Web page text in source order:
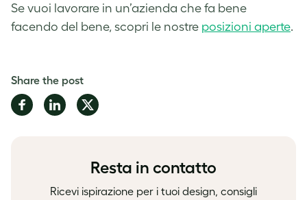
Se vuoi lavorare in un’azienda che fa bene
facendo del bene, scopri le nostre posizioni aperte.
Share the post
Share
on
Share
on
Share
on
Resta in contatto
Ricevi ispirazione per i tuoi design, consigli